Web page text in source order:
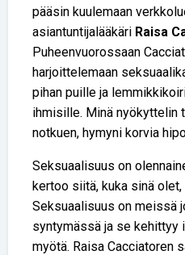
pääsin kuulemaan
asiantuntijalääkäri Raisa
Puheenvuorossaan
harjoittelemaan
pihan puille ja
ihmisille. Minä nyökyttelin
notkuen, hymyni korvia
Seksuaalisuus on
kertoo siitä, kuka sinä
Seksuaalisuus on meissä
syntymässä ja se kehittyy
myötä. Raisa Cacciatoren